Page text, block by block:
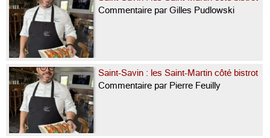
Commentaire par Gilles Pudlowski
Saint-Savin : les Saint-Martin côté bistrot
Commentaire par Pierre Feuilly